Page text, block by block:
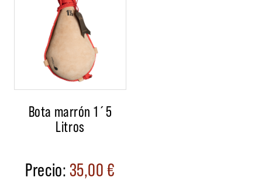
Bota marrón 1´5
Litros
35,00€